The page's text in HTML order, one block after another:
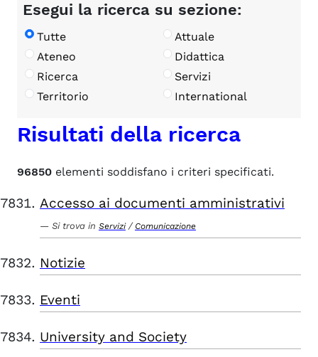
Esegui la ricerca su sezione:
Tutte
Attuale
Ateneo
Didattica
Ricerca
Servizi
Territorio
International
Risultati della ricerca
96850 elementi soddisfano i criteri specificati.
Accesso ai documenti amministrativi
Si trova in Servizi / Comunicazione
Notizie
Eventi
University and Society